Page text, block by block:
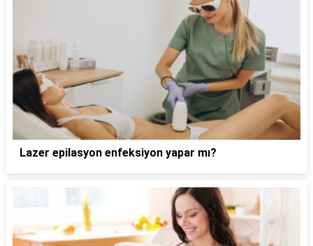
Lazer epilasyon enfeksiyon yapar mı?